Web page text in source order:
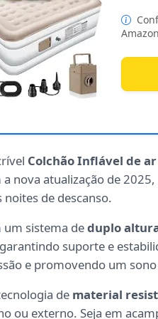
Colchão Inflável de
nova atualização de
noites de descanso.
um sistema deduplo
suporte e
e promovendo um
de material
ou externo. Seja em